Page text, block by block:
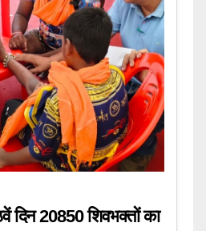
दिन 20850 शिवभक्तों का